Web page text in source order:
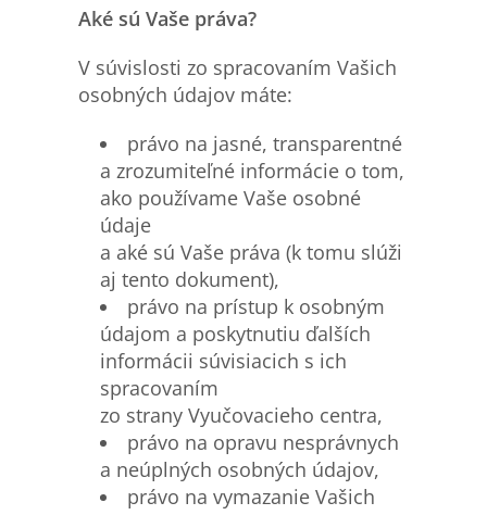
Aké sú Vaše práva?
V súvislosti zo spracovaním Vašich
osobných údajov máte:
právo na jasné, transparentné
a zrozumiteľné informácie o tom,
ako používame Vaše osobné
údaje
a aké sú Vaše práva (k tomu slúži
aj tento dokument),
právo na prístup k osobným
údajom a poskytnutiu ďalších
informácii súvisiacich s ich
spracovaním
zo strany Vyučovacieho centra,
právo na opravu nesprávnych
a neúplných osobných údajov,
právo na vymazanie Vašich